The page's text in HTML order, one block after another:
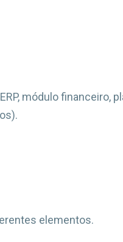
módulo financeiro,
elementos.